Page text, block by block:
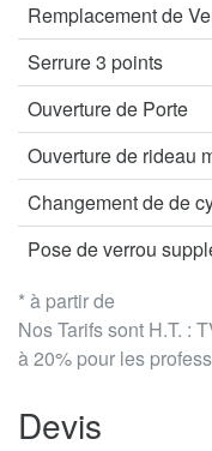
* à partir de
Nos Tarifs sont H.T. :
à 20% pour les
Remplacement de
Serrure 3 points
Ouverture de Porte
Ouverture de rideau
Changement de de
Pose de verrou
Devis